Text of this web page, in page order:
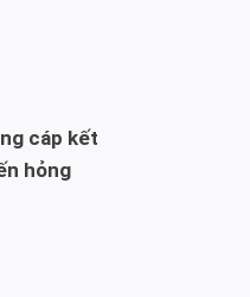
cáp kết
hỏng